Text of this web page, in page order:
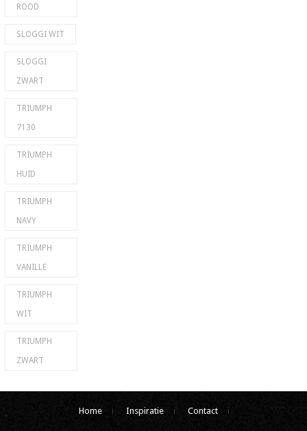
ROOD
SLOGGI WIT
SLOGGI
ZWART
TRIUMPH
7130
TRIUMPH
HUID
TRIUMPH
NAVY
TRIUMPH
VANILLE
TRIUMPH
WIT
TRIUMPH
ZWART
Home Inspiratie Contact